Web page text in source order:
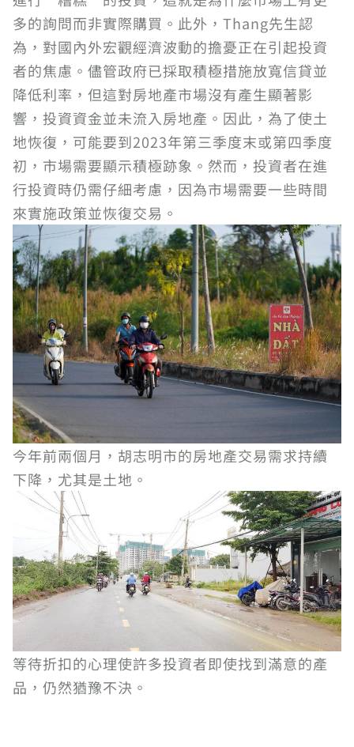
多的詢問而非實際購買。此外，Thang先生認
為，對國內外宏觀經濟波動的擔憂正在引起投資
者的焦慮。儘管政府已採取積極措施放寬信貸並
降低利率，但這對房地產市場沒有產生顯著影
響，投資資金並未流入房地產。因此，為了使土
地恢復，可能要到2023年第三季度末或第四季度
初，市場需要顯示積極跡象。然而，投資者在進
行投資時仍需仔細考慮，因為市場需要一些時間
來實施政策並恢復交易。
今年前兩個月，胡志明市的房地產交易需求持續
下降，尤其是土地。
等待折扣的心理使許多投資者即使找到滿意的產
品，仍然猶豫不決。